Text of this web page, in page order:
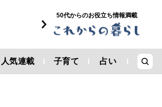
50代からのお役立ち情報満載
人気連載 子育て 占い